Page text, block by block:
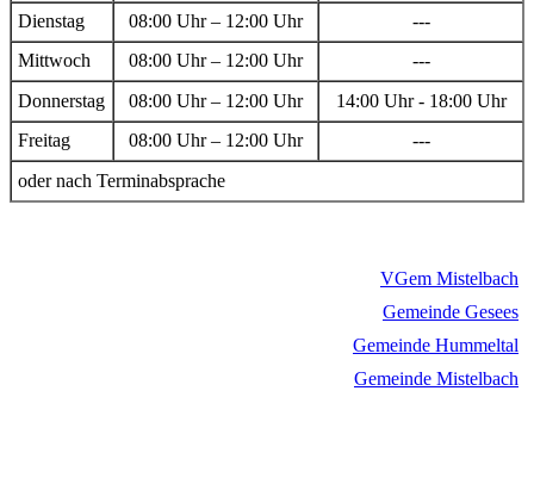
Dienstag
08:00 Uhr – 12:00 Uhr
---
Mittwoch
08:00 Uhr – 12:00 Uhr
---
Donnerstag
08:00 Uhr – 12:00 Uhr
14:00 Uhr - 18:00 Uhr
Freitag
08:00 Uhr – 12:00 Uhr
---
oder nach Terminabsprache
VGem Mistelbach
Gemeinde Gesees
Gemeinde Hummeltal
Gemeinde Mistelbach